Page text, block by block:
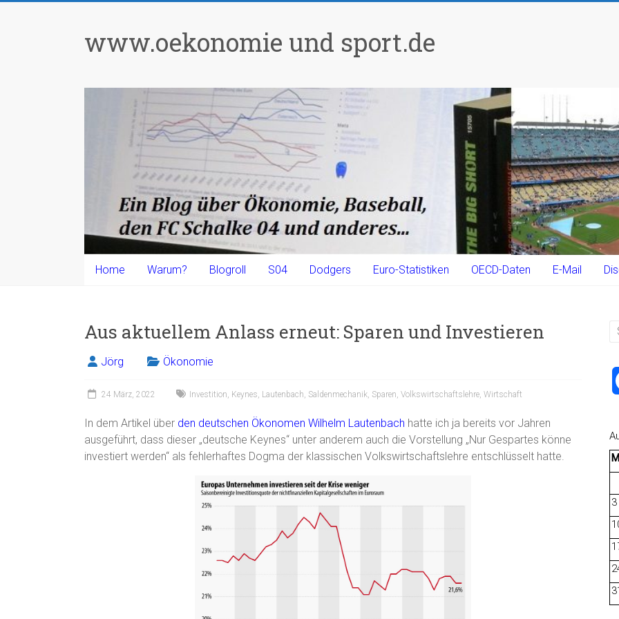
www.oekonomie und sport.de
Home Warum? Blogroll S04 Dodgers Euro-Statistiken OECD-Daten E-Mail
Aus aktuellem Anlass erneut: Sparen und Investieren
Jörg Ökonomie
24 März, 2022 Investition Keynes Lautenbach Saldenmechanik Sparen Volkswirtschaftslehre Wirtschaft
In dem Artikel über den deutschen Ökonomen Wilhelm Lautenbach hatte ich ja bereits vor Jahren
ausgeführt, dass dieser „deutsche Keynes“ unter anderem auch die Vorstellung „Nur Gespartes könne
investiert werden“ als fehlerhaftes Dogma der klassischen Volkswirtschaftslehre entschlüsselt hatte.
M
3